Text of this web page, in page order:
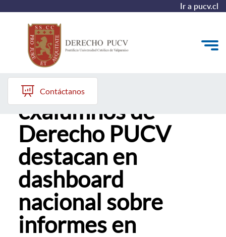
Ir a pucv.cl
Quiénes somos
Estudiantes y Admisión
Postgrados y Formación Continua
Investigación y Biblioteca
Vinculación con el Medio y Alumni
Contáctanos
Académicos y
exalumnos de
Derecho PUCV
destacan en
dashboard
nacional sobre
informes en